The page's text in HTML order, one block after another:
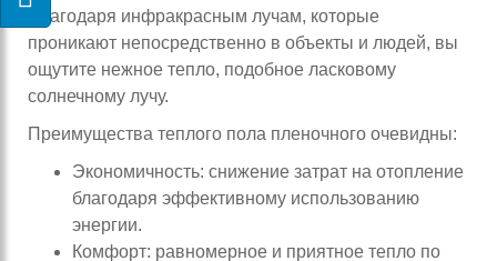
Благодаря инфракрасным лучам, которые
проникают непосредственно в объекты и людей, вы
ощутите нежное тепло, подобное ласковому
солнечному лучу.
Преимущества теплого пола пленочного очевидны:
Экономичность: снижение затрат на отопление
благодаря эффективному использованию
энергии.
Комфорт: равномерное и приятное тепло по